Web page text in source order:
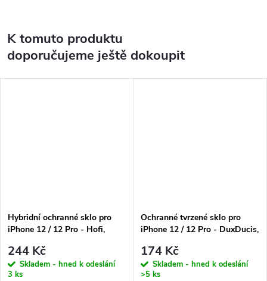
K tomuto produktu
doporučujeme ještě dokoupit
Hybridní ochranné sklo pro
iPhone 12 / 12 Pro - Hofi,
244 Kč
Skladem - hned k odeslání
3 ks
Ochranné tvrzené sklo pro
iPhone 12 / 12 Pro - DuxDucis,
174 Kč
Skladem - hned k odeslání
>5 ks